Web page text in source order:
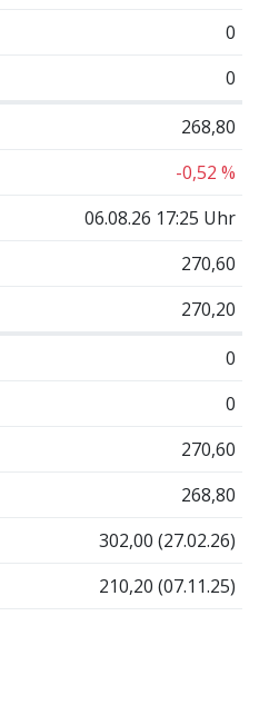
0
0
268,80
-0,52 %
06.08.26 17:25 Uhr
270,60
270,20
0
0
270,60
268,80
302,00 (27.02.26)
210,20 (07.11.25)